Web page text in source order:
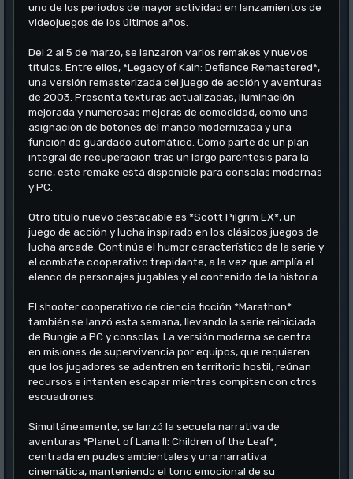
uno de los periodos de mayor actividad en lanzamientos de
videojuegos de los últimos años.
Del 2 al 5 de marzo, se lanzaron varios remakes y nuevos
títulos. Entre ellos, *Legacy of Kain: Defiance Remastered*,
una versión remasterizada del juego de acción y aventuras
de 2003. Presenta texturas actualizadas, iluminación
mejorada y numerosas mejoras de comodidad, como una
asignación de botones del mando modernizada y una
función de guardado automático. Como parte de un plan
integral de recuperación tras un largo paréntesis para la
serie, este remake está disponible para consolas modernas
y PC.
Otro título nuevo destacable es *Scott Pilgrim EX*, un
juego de acción y lucha inspirado en los clásicos juegos de
lucha arcade. Continúa el humor característico de la serie y
el combate cooperativo trepidante, a la vez que amplía el
elenco de personajes jugables y el contenido de la historia.
El shooter cooperativo de ciencia ficción *Marathon*
también se lanzó esta semana, llevando la serie reiniciada
de Bungie a PC y consolas. La versión moderna se centra
en misiones de supervivencia por equipos, que requieren
que los jugadores se adentren en territorio hostil, reúnan
recursos e intenten escapar mientras compiten con otros
escuadrones.
Simultáneamente, se lanzó la secuela narrativa de
aventuras *Planet of Lana II: Children of the Leaf*,
centrada en puzles ambientales y una narrativa
cinemática, manteniendo el tono emocional de su